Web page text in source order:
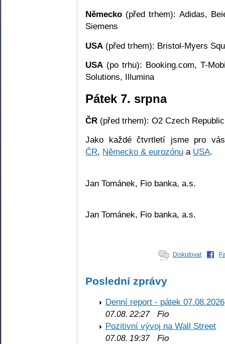
Německo (před trhem): Adidas,
Siemens
USA (před trhem): Bristol-Myers
USA (po trhu): Booking.com, T-
Solutions, Illumina
Pátek 7. srpna
ČR (před trhem): O2 Czech Republic
Jako každé čtvrtletí jsme pro
ČR, Německo & eurozónu a USA.
Jan Tománek, Fio banka, a.s.
Jan Tománek, Fio banka, a.s.
Diskutovat
Poslední zprávy
Denní report - pátek 07.08.2026
07.08. 22:27Fio
Pozitivní vývoj na Wall Street
07.08. 19:37Fio